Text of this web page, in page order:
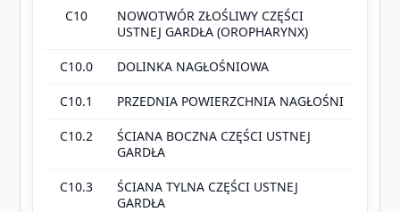
C10
NOWOTWÓR ZŁOŚLIWY CZĘŚCI
USTNEJ GARDŁA (OROPHARYNX)
C10.0 DOLINKA NAGŁOŚNIOWA
C10.1 PRZEDNIA POWIERZCHNIA NAGŁOŚNI
C10.2
ŚCIANA BOCZNA CZĘŚCI USTNEJ
GARDŁA
C10.3
ŚCIANA TYLNA CZĘŚCI USTNEJ
GARDŁA